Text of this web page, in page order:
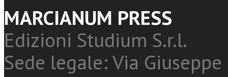
MARCIANUM PRESS
Edizioni Studium S.r.l.
Sede legale: Via